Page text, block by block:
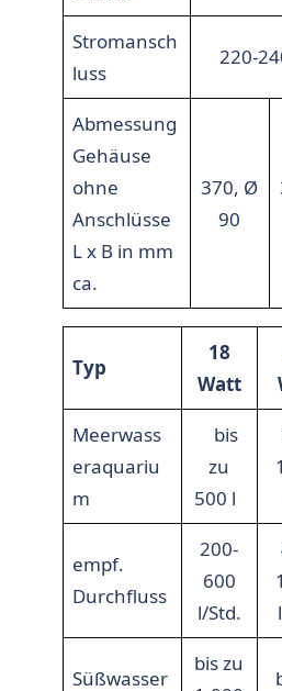
Stromansch
luss
220-
Abmessung
Gehäuse
ohne
Anschlüsse
L x B in mm
ca.
370, Ø
90
Typ
18
Watt
Meerwass
eraquariu
m
bis
zu
500 l
empf.
Durchfluss
200-
600
l/Std.
Süßwasser
bis zu